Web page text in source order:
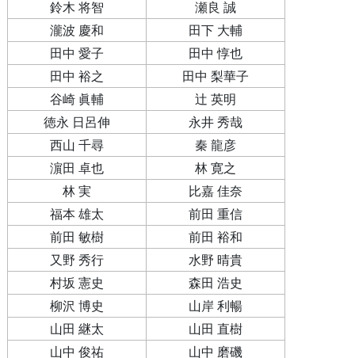
鈴木 将智
瀬良 誠
瀧波 慶和
田下 大輔
田中 愛子
田中 惇也
田中 裕之
田中 梨華子
谷崎 眞輔
辻 英明
徳永 日呂伸
永井 秀哉
西山 千尋
秦 龍彦
濵田 卓也
林 寛之
林 実
比嘉 佳奈
福本 雄太
前田 重信
前田 敏樹
前田 裕和
又野 秀行
水野 晴貴
村坂 憲史
森田 浩史
柳沢 博史
山岸 利暢
山田 継太
山田 直樹
山中 俊祐
山中 磨磯